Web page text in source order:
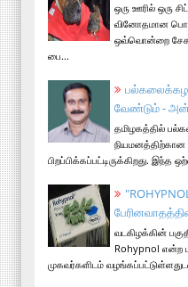
ஒரு ஊரில் ஒரு
வினோதமான
ஒவ்வொன்றை
பை...
வேண்டும் -
தமிழகத்தில்
நியமனத்திற்கான
பிறப்பிக்கப்பட்டிருக்கிறது. இந்த
வடகிழக்கின்
Rohypnol என்ற
முகவர்களிடம்